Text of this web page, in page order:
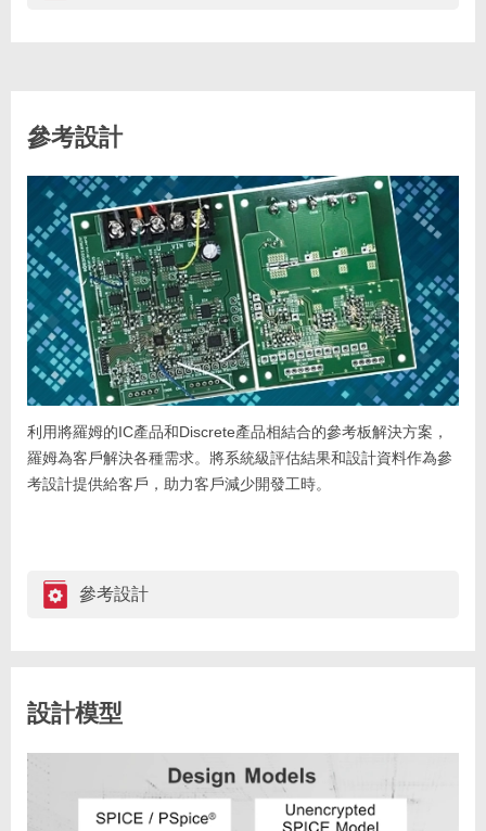
參考設計
利用將羅姆的IC產品和Discrete產品相結合的參考板解決方案，
羅姆為客戶解決各種需求。將系統級評估結果和設計資料作為參
考設計提供給客戶，助力客戶減少開發工時。
參考設計
設計模型